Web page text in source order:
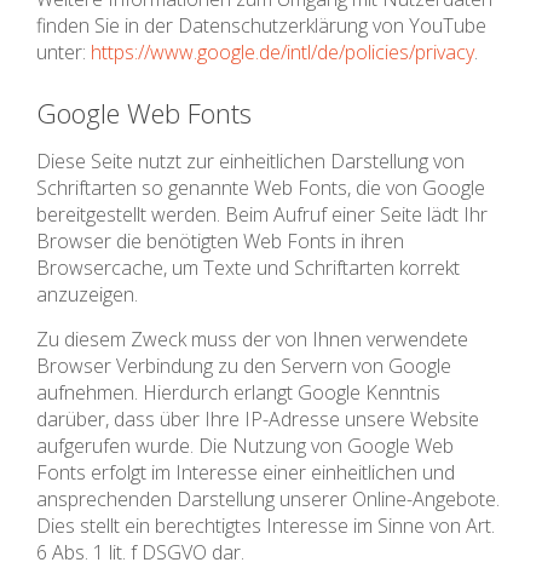
finden Sie in der Datenschutzerklärung von YouTube
unter: https://www.google.de/intl/de/policies/privacy.
Google Web Fonts
Diese Seite nutzt zur einheitlichen Darstellung von
Schriftarten so genannte Web Fonts, die von Google
bereitgestellt werden. Beim Aufruf einer Seite lädt Ihr
Browser die benötigten Web Fonts in ihren
Browsercache, um Texte und Schriftarten korrekt
anzuzeigen.
Zu diesem Zweck muss der von Ihnen verwendete
Browser Verbindung zu den Servern von Google
aufnehmen. Hierdurch erlangt Google Kenntnis
darüber, dass über Ihre IP-Adresse unsere Website
aufgerufen wurde. Die Nutzung von Google Web
Fonts erfolgt im Interesse einer einheitlichen und
ansprechenden Darstellung unserer Online-Angebote.
Dies stellt ein berechtigtes Interesse im Sinne von Art.
6 Abs. 1 lit. f DSGVO dar.